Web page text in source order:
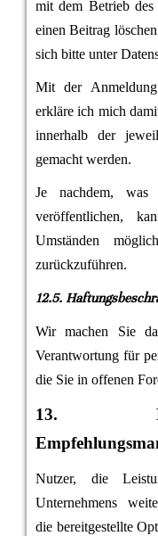
mit dem Betrieb des
einen Beitrag
sich bitte unter
Mit der
erkläre ich mich
innerhalb der
gemacht werden.
Je nachdem,
veröffentlichen,
Umständen
zurückzuführen.
12.5.
Wir machen Sie
Verantwortung für
die Sie in offenen
13.
Nutzer, die
Unternehmens
die bereitgestellte